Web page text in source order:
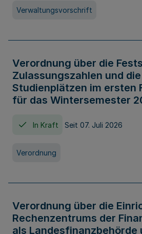
Verwaltungsvorschrift
Verordnung über die
Zulassungszahlen und
Studienplätzen im ersten
für das Wintersemester
In Kraft Seit 07. Juli 2026
Verordnung
Verordnung über die
Rechenzentrums der
als Landesfinanzbehörde